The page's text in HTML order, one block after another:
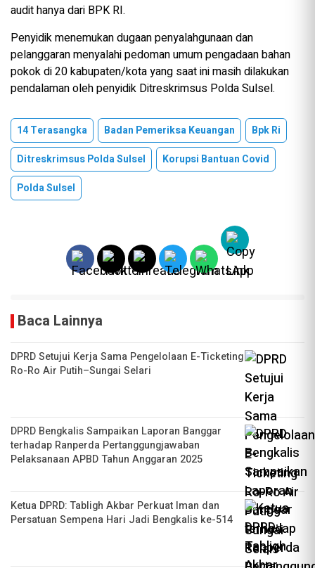
audit hanya dari BPK RI.
Penyidik menemukan dugaan penyalahgunaan dan
pelanggaran menyalahi pedoman umum pengadaan bahan
pokok di 20 kabupaten/kota yang saat ini masih dilakukan
pendalaman oleh penyidik Ditreskrimsus Polda Sulsel.
14 Terasangka Badan Pemeriksa Keuangan
Bpk Ri
Ditreskrimsus Polda Sulsel
Korupsi Bantuan Covid
Polda Sulsel
Baca Lainnya
DPRD Setujui Kerja Sama Pengelolaan E-Ticketing
Ro-Ro Air Putih–Sungai Selari
DPRD Bengkalis Sampaikan Laporan Banggar
terhadap Ranperda Pertanggungjawaban
Pelaksanaan APBD Tahun Anggaran 2025
Ketua DPRD: Tabligh Akbar Perkuat Iman dan
Persatuan Sempena Hari Jadi Bengkalis ke-514